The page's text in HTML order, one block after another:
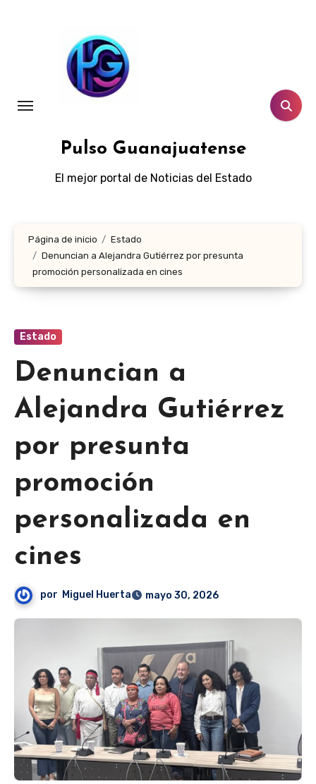
Pulso Guanajuatense
El mejor portal de Noticias del Estado
Página de inicio
Estado
Denuncian a Alejandra Gutiérrez por presunta
promoción personalizada en cines
Estado
Denuncian a
Alejandra Gutiérrez
por presunta
promoción
personalizada en
cines
por Miguel Huerta mayo 30, 2026